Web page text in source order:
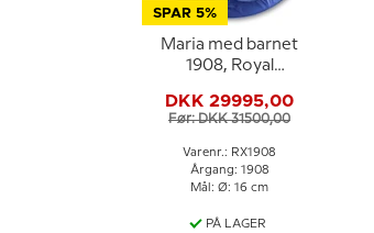
SPAR 5%
Maria med barnet
1908, Royal
Juleplatte.
DKK 29995,00
Før: DKK 31500,00
Varenr.: RX1908
Årgang: 1908
Mål: Ø: 16 cm
PÅ LAGER